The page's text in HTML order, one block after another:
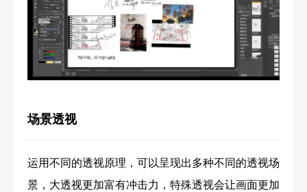
场景透视
运用不同的透视原理，可以呈现出多种不同的透视场
景，大透视更加富有冲击力，特殊透视会让画面更加